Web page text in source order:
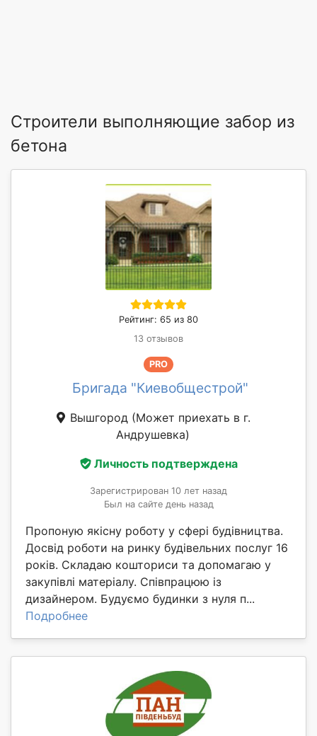
Строители выполняющие забор из
бетона
Рейтинг: 65 из 80
13 отзывов
PRO
Бригада "Киевобщестрой"
Вышгород (Может приехать в г.
Андрушевка)
Личность подтверждена
Зарегистрирован 10 лет назад
Был на сайте день назад
Пропоную якісну роботу у сфері будівництва.
Досвід роботи на ринку будівельних послуг 16
років. Складаю кошториси та допомагаю у
закупівлі матеріалу. Співпрацюю із
дизайнером. Будуємо будинки з нуля п...
Подробнее